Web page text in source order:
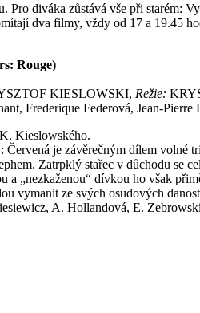
Pro diváka zůstává vše při starém:
dva filmy, vždy od 17 a 19.45
Rouge)
KIESLOWSKI, Režie:
Frederique Federová, Jean-
Kieslowského.
je závěrečným dílem volné
Zatrpklý stařec v důchodu se
a „nezkaženou“ dívkou ho však
vymanit ze svých osudových
A. Hollandová, E.